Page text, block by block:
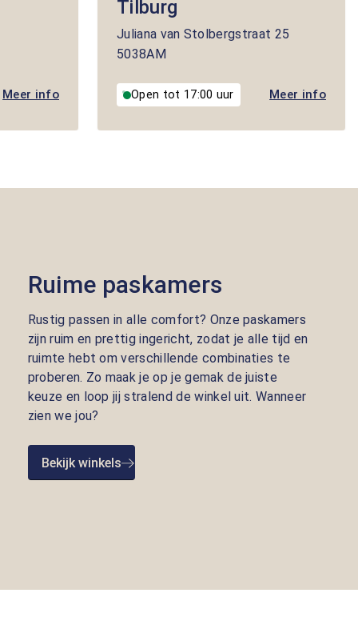
Meer info
Tilburg
Juliana van Stolbergstraat 25
5038AM
Open tot 17:00 uur Meer info
Ruime paskamers
Rustig passen in alle comfort? Onze paskamers
zijn ruim en prettig ingericht, zodat je alle tijd en
ruimte hebt om verschillende combinaties te
proberen. Zo maak je op je gemak de juiste
keuze en loop jij stralend de winkel uit. Wanneer
zien we jou?
Bekijk winkels